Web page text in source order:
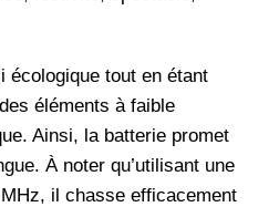
écologique tout en étant
éléments à faible
Ainsi, la batterie promet
À noter qu’utilisant une
il chasse efficacement